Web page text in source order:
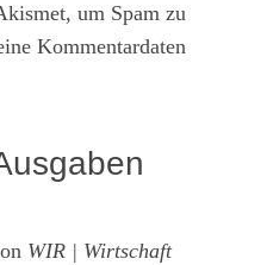
um Spam zu
Kommentardaten
WIR | Wirtschaft